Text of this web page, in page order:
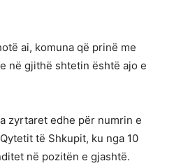
ai, komuna që prinë me
në gjithë shtetin është ajo e
zyrtaret edhe për numrin e
të Shkupit, ku nga 10
në pozitën e gjashtë.